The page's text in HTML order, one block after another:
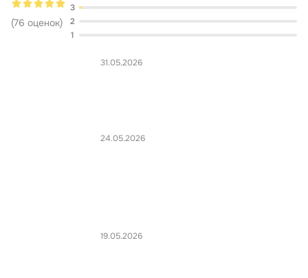
(76 оценок)
1
2
3
31.05.2026
24.05.2026
19.05.2026